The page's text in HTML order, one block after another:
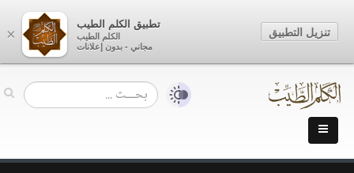
×
تطبيق الكلم الطيب
الكلم الطيب
مجاني - بدون إعلانات
تنزيل التطبيق